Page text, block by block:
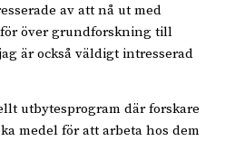
av att nå ut med
över grundforskning till
är också väldigt intresserad
utbytesprogram där forskare
medel för att arbeta hos dem